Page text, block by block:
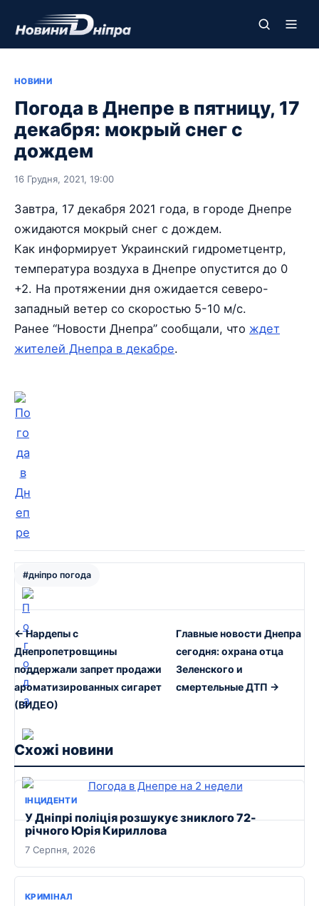
НОВИНИ
Погода в Днепре в пятницу, 17
декабря: мокрый снег с
дождем
16 Грудня, 2021, 19:00
Завтра, 17 декабря 2021 года, в городе Днепре
ожидаются мокрый снег с дождем.
Как информирует Украинский гидрометцентр,
температура воздуха в Днепре опустится до 0
+2. На протяжении дня ожидается северо-
западный ветер со скоростью 5-10 м/с.
Ранее “Новости Днепра” сообщали, что ждет
жителей Днепра в декабре.
#дніпро погода
← Нардепы с
Днепропетровщины
поддержали запрет продажи
ароматизированных сигарет
(ВИДЕО)
Главные новости Днепра
сегодня: охрана отца
Зеленского и
смертельные ДТП →
Схожі новини
ІНЦИДЕНТИ
У Дніпрі поліція розшукує зниклого 72-
річного Юрія Кириллова
7 Серпня, 2026
КРИМІНАЛ